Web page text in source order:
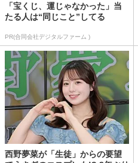
「宝くじ、運じゃなかった」当
たる人は“同じこと”してる
PR(合同会社デジタルファーム )
西野夢菜が「生徒」からの要望